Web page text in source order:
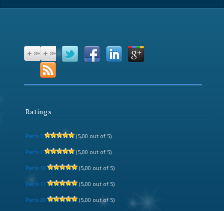
Ratings
Paris 3 (5,00 out of 5)
Paris 1 (5,00 out of 5)
Paris 18 (5,00 out of 5)
Paris 11 (5,00 out of 5)
Paris 20 (5,00 out of 5)